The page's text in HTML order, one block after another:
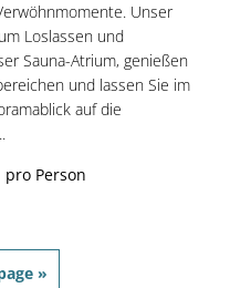
Unser
Loslassen und
Sauna-Atrium, genießen
und lassen Sie im
auf die
pro Person
»